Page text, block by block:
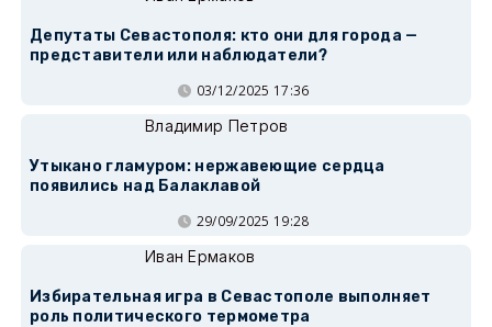
Депутаты Севастополя: кто они для города —
представители или наблюдатели?
03/12/2025 17:36
Владимир Петров
Утыкано гламуром: нержавеющие сердца
появились над Балаклавой
29/09/2025 19:28
Иван Ермаков
Избирательная игра в Севастополе выполняет
роль политического термометра